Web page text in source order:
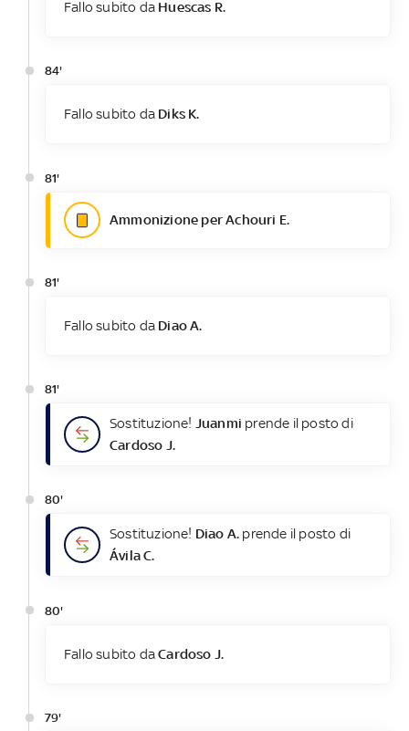
Fallo subito da Huescas R.
84'
Fallo subito da Diks K.
81'
Ammonizione per Achouri E.
81'
Fallo subito da Diao A.
81'
Sostituzione! Juanmi prende il posto di
Cardoso J.
80'
Sostituzione! Diao A. prende il posto di
Ávila C.
80'
Fallo subito daCardoso J.
79'